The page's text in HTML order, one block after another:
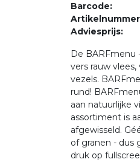
Barcode:
Adviesprijs:
De BARFmenu
vers rauw
vezels.
rund!
aan natuurlijke
assortiment is
afgewisseld.
of granen - dus
druk op